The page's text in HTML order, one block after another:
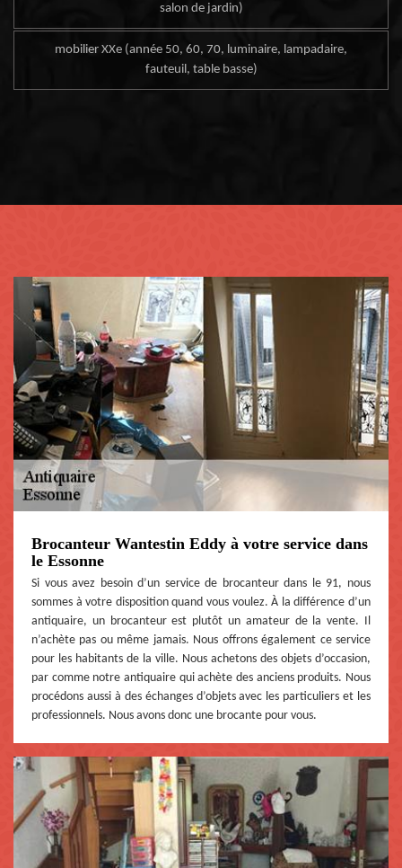
salon de jardin)
mobilier XXe (année 50, 60, 70, luminaire, lampadaire,
fauteuil, table basse)
Brocanteur Wantestin Eddy à votre service dans
le Essonne
Si vous avez besoin d’un service de brocanteur dans le 91, nous
sommes à votre disposition quand vous voulez. À la différence d’un
antiquaire, un brocanteur est plutôt un amateur de la vente. Il
n’achète pas ou même jamais. Nous offrons également ce service
pour les habitants de la ville. Nous achetons des objets d’occasion,
par comme notre antiquaire qui achète des anciens produits. Nous
procédons aussi à des échanges d’objets avec les particuliers et les
professionnels. Nous avons donc une brocante pour vous.